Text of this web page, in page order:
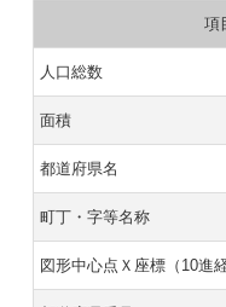
項
人口総数
面積
都道府県名
町丁・字等名称
図形中心点Ｘ座標（10進経